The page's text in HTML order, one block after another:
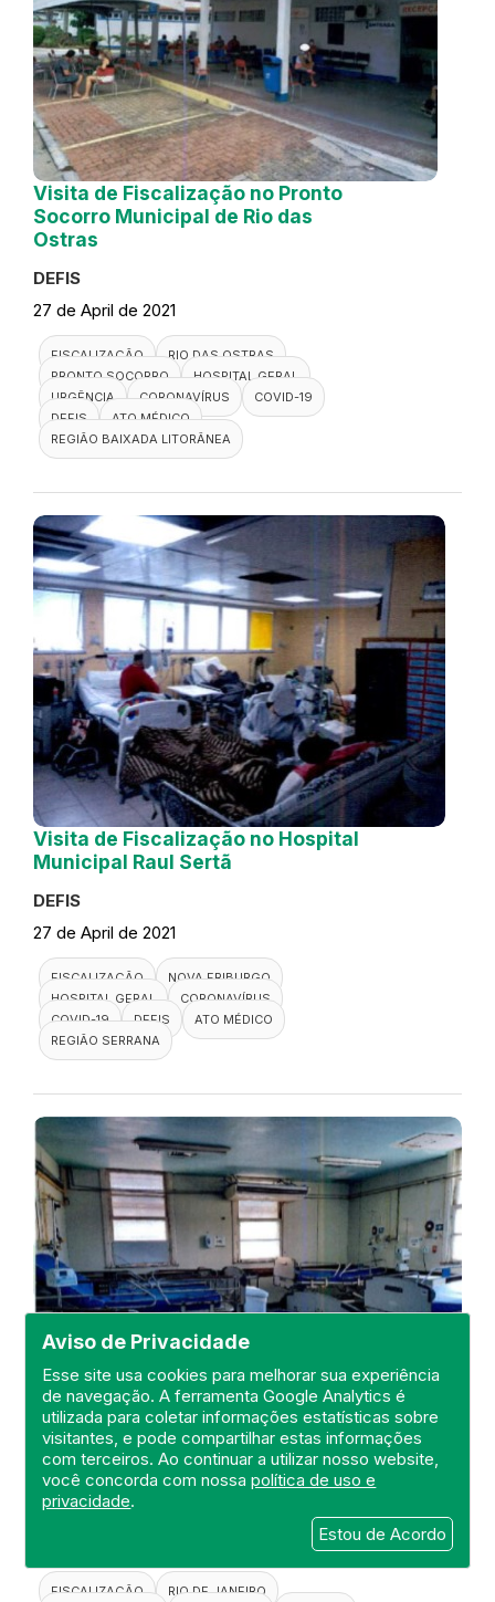
Aviso de Privacidade
Esse site usa cookies para melhorar sua experiência
de navegação. A ferramenta Google Analytics é
utilizada para coletar informações estatísticas sobre
visitantes, e pode compartilhar estas informações
com terceiros. Ao continuar a utilizar nosso website,
você concorda com nossapolítica de uso e
privacidade.
Estou de Acordo
Visita de Fiscalização no Pronto
Socorro Municipal de Rio das
Ostras
DEFIS
27 de April de 2021
FISCALIZAÇÃO
RIO DAS OSTRAS
PRONTO SOCORRO
HOSPITAL GERAL
URGÊNCIA
CORONAVÍRUS
COVID-19
DEFIS
ATO MÉDICO
REGIÃO BAIXADA LITORÂNEA
Visita de Fiscalização no Hospital
Municipal Raul Sertã
DEFIS
27 de April de 2021
FISCALIZAÇÃO
NOVA FRIBURGO
HOSPITAL GERAL
CORONAVÍRUS
COVID-19
DEFIS
ATO MÉDICO
REGIÃO SERRANA
Visita de Fiscalização no Hospital
Estadual Carlos Chagas
DEFIS
FISCALIZAÇÃO RIO DE JANEIRO